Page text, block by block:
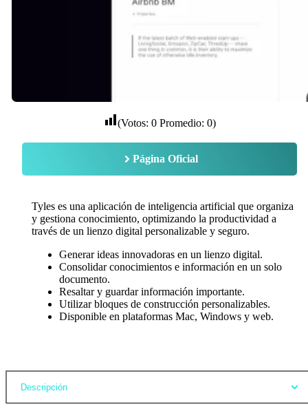
(Votos: 0Promedio: 0)
Página Oficial
Tyles es una aplicación de inteligencia artificial que organiza
y gestiona conocimiento, optimizando la productividad a
través de un lienzo digital personalizable y seguro.
Generar ideas innovadoras en un lienzo digital.
Consolidar conocimientos e información en un solo
documento.
Resaltar y guardar información importante.
Utilizar bloques de construcción personalizables.
Disponible en plataformas Mac, Windows y web.
Descripción